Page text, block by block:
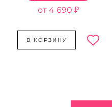
4 690 ₽
В КОРЗИНУ